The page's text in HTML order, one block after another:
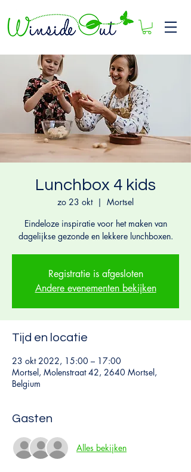
Lunchbox 4 kids
zo 23 okt
  |
Mortsel
Eindeloze inspiratie voor het maken van
dagelijkse gezonde en lekkere lunchboxen.
Registratie is afgesloten
Andere evenementen bekijken
Tijd en locatie
23 okt 2022, 15:00 – 17:00
Mortsel, Molenstraat 42, 2640 Mortsel,
Belgium
Gasten
Alles bekijken